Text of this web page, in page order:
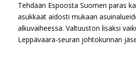
Tehdään Espoosta Suomen paras
asukkaat aidosti mukaan
alkuvaiheessa. Valtuuston lisäksi
Leppävaara-seuran johtokunnan